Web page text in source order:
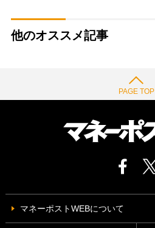
他のオススメ記事
PAGE TOP
マネーポストWEBについて